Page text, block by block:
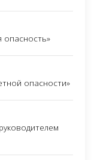
опасность»
опасности»